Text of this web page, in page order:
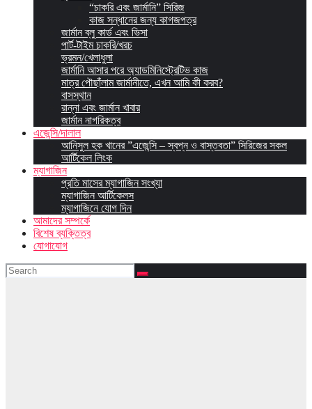
“চাকরি এবং জার্মানি” সিরিজ
কাজ সন্ধানের জন্য কাগজপত্র
জার্মান ব্লু কার্ড এবং ভিসা
পার্ট-টাইম চাকরি/খরচ
ভ্রমন/খেলাধুলা
জার্মানি আসার পরে অ্যাডমিনিস্ট্রেটিভ কাজ
মাত্র পৌছাঁঁলাম জার্মানীতে, এখন আমি কী করব?
বাসস্থান
রান্না এবং জার্মান খাবার
জার্মান নাগরিকত্ব
এজেন্সি/দালাল
আনিসুল হক খানের ”এজেন্সি – স্বপ্ন ও বাস্তবতা” সিরিজের সকল
আর্টিকেল লিংক
ম্যাগাজিন
প্রতি মাসের ম্যাগাজিন সংখ্যা
ম্যাগাজিন আর্টিকেলস
ম্যাগাজিনে যোগ দিন
আমাদের সম্পর্কে
বিশেষ ব্যক্তিত্ব
যোগাযোগ